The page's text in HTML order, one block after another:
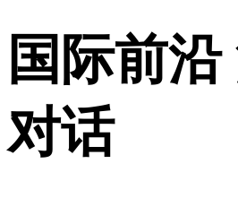
国际前
对话